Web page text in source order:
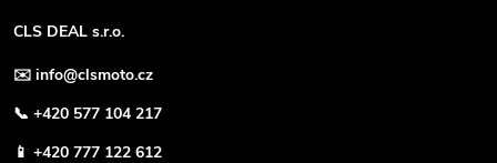
CLS DEAL s.r.o.
✉️ info@clsmoto.cz
📞 +420 577 104 217
📱 +420 777 122 612